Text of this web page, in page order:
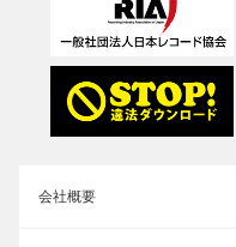
会社概要